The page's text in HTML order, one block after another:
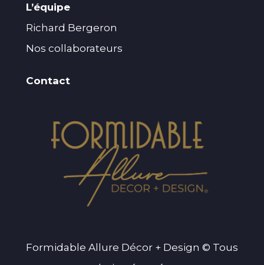
L’équipe
Richard Bergeron
Nos collaborateurs
Contact
Formidable Allure Décor + Design © Tous